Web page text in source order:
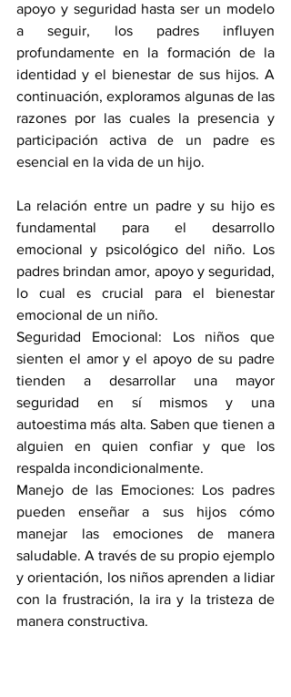
apoyo y seguridad hasta ser un modelo
a seguir, los padres influyen
profundamente en la formación de la
identidad y el bienestar de sus hijos. A
continuación, exploramos algunas de las
razones por las cuales la presencia y
participación activa de un padre es
esencial en la vida de un hijo.
La relación entre un padre y su hijo es
fundamental para el desarrollo
emocional y psicológico del niño. Los
padres brindan amor, apoyo y seguridad,
lo cual es crucial para el bienestar
emocional de un niño.
Seguridad Emocional: Los niños que
sienten el amor y el apoyo de su padre
tienden a desarrollar una mayor
seguridad en sí mismos y una
autoestima más alta. Saben que tienen a
alguien en quien confiar y que los
respalda incondicionalmente.
Manejo de las Emociones: Los padres
pueden enseñar a sus hijos cómo
manejar las emociones de manera
saludable. A través de su propio ejemplo
y orientación, los niños aprenden a lidiar
con la frustración, la ira y la tristeza de
manera constructiva.